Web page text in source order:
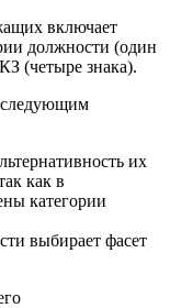
включает
должности (один
(четыре знака).
следующим
их
как в
категории
выбирает фасет